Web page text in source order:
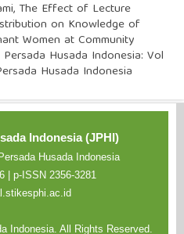
The Effect of Lecture
on Knowledge of
Women at Community
Persada Husada Indonesia: Vol
Husada Indonesia
Indonesia (JPHI)
Husada Indonesia
| p-ISSN 2356-3281
Indonesia. All Rights Reserved.